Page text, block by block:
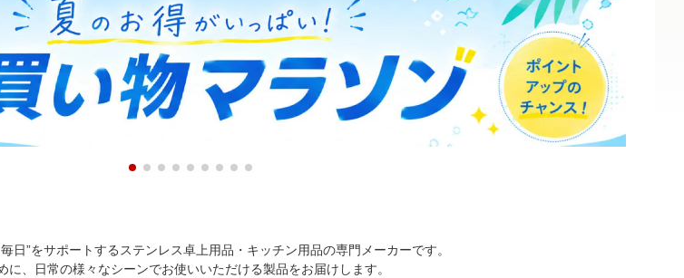
日”をサポートするステンレス卓上用品・キッチン用品の専門メーカーです。
、日常の様々なシーンでお使いいただける製品をお届けします。